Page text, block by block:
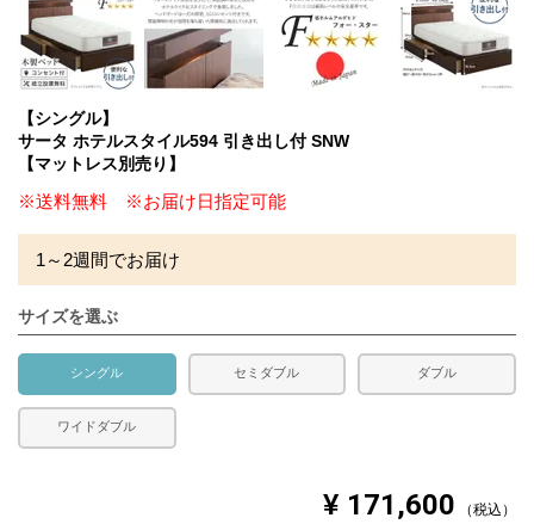
【シングル】
サータ ホテルスタイル594 引き出し付 SNW
【マットレス別売り】
※送料無料 ※お届け日指定可能
1～2週間でお届け
サイズを選ぶ
シングル セミダブル ダブル
ワイドダブル
¥ 171,600 税込